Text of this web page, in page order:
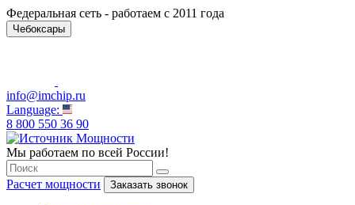
Федеральная сеть - работаем с 2011 года
Чебоксары
info@imchip.ru
Language:
8 800 550 36 90
Мы работаем по всей России!
Расчет мощности Заказать звонок